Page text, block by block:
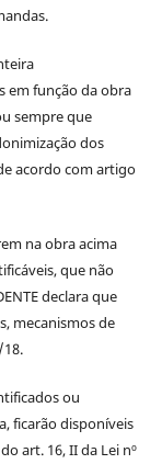
em função da obra
sempre que
dos
acordo com artigo
na obra acima
que não
declara que
mecanismos de
ou
ficarão disponíveis
art. 16, II da Lei nº